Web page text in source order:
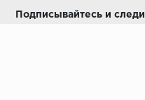
Подписывайтесь и